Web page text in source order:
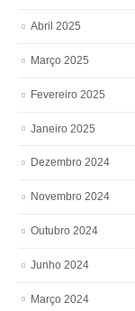
Abril 2025
Março 2025
Fevereiro 2025
Janeiro 2025
Dezembro 2024
Novembro 2024
Outubro 2024
Junho 2024
Março 2024